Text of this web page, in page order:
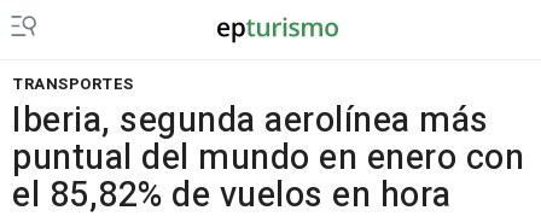
TRANSPORTES
Iberia, segunda aerolínea más
puntual del mundo en enero con
el 85,82% de vuelos en hora